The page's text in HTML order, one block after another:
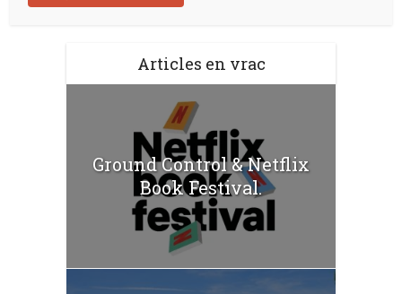
Articles en vrac
Ground Control & Netflix
Book Festival.